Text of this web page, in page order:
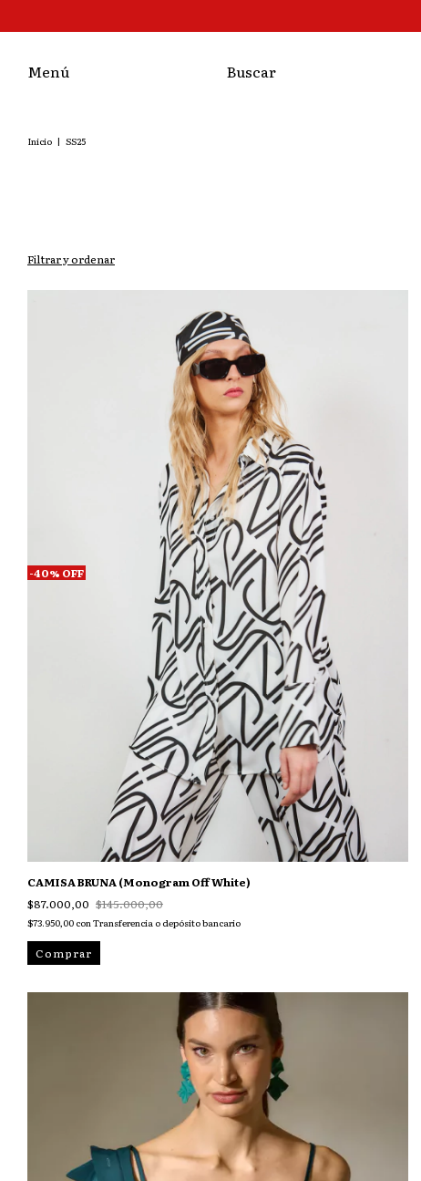
Menú Buscar
Inicio | SS25
Filtrar y ordenar
-40% OFF
CAMISA BRUNA (Monogram Off White)
$87.000,00 $145.000,00
$73.950,00 conTransferencia o depósito bancario
Comprar